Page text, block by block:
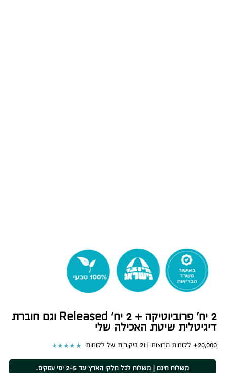
2 יח' פרוביוטיקה + 2 יח' Released וגם חוברת
דיגיטלית שיטת האכילה שלי
20,000+ לקוחות מרוצות | 21 ביקורות של לקוחות ★
★
★
★
★
משלוח חינם | משלוח לכל חלקי הארץ עד 2-5 ימי עסקים.